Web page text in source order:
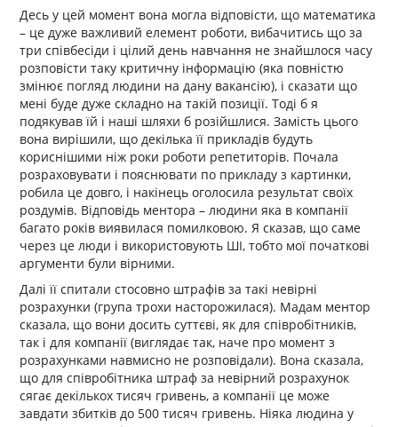
Десь у цей момент вона могла відповісти, що математика
– це дуже важливий елемент роботи, вибачитись що за
три співбесіди і цілий день навчання не знайшлося часу
розповісти таку критичну інформацію (яка повністю
змінює погляд людини на дану вакансію), і сказати що
мені буде дуже складно на такій позиції. Тоді б я
подякував їй і наші шляхи б розійшлися. Замість цього
вона вирішили, що декілька її прикладів будуть
кориснішими ніж роки роботи репетиторів. Почала
розраховувати і пояснювати по прикладу з картинки,
робила це довго, і накінець оголосила результат своїх
роздумів. Відповідь ментора – людини яка в компанії
багато років виявилася помилковою. Я сказав, що саме
через це люди і використовують ШІ, тобто мої початкові
аргументи були вірними.
Далі її спитали стосовно штрафів за такі невірні
розрахунки (група трохи насторожилася). Мадам ментор
сказала, що вони досить суттєві, як для співробітників,
так і для компанії (виглядає так, наче про момент з
розрахунками навмисно не розповідали). Вона сказала,
що для співробітника штраф за невірний розрахунок
сягає декількох тисяч гривень, а компанії це може
завдати збитків до 500 тисяч гривень. Ніяка людина у